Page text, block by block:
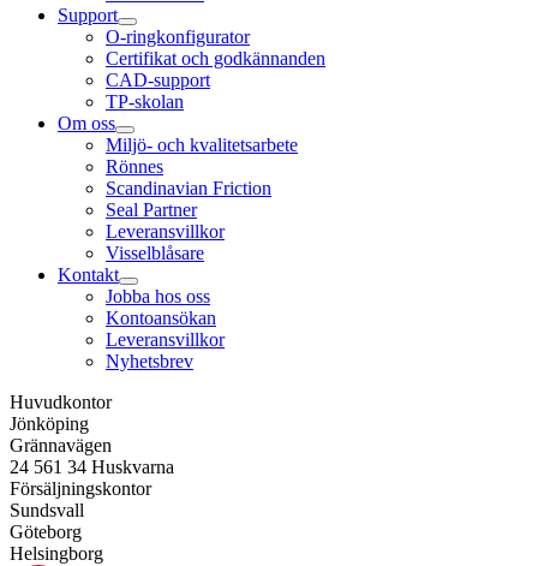
Support
O-ringkonfigurator
Certifikat och godkännanden
CAD-support
TP-skolan
Om oss
Miljö- och kvalitetsarbete
Rönnes
Scandinavian Friction
Seal Partner
Leveransvillkor
Visselblåsare
Kontakt
Jobba hos oss
Kontoansökan
Leveransvillkor
Nyhetsbrev
Huvudkontor
Jönköping
Grännavägen
24 561 34 Huskvarna
Försäljningskontor
Sundsvall
Göteborg
Helsingborg